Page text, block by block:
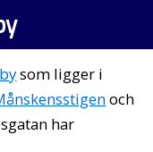
som ligger i
och
har